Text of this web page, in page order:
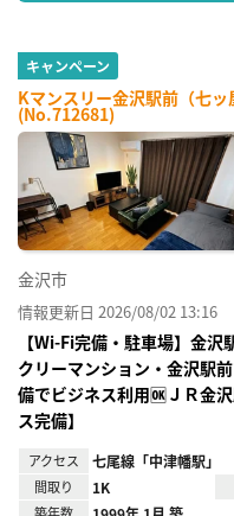
キャンペーン
Kマンスリー金沢駅前（七ッ
(No.712681)
金沢市
情報更新日 2026/08/02 13:16
【Wi-Fi完備・駐車場】金
クリーマンション・金沢駅
備でビジネス利用🆗ＪＲ金
ス完備】
アクセス 七尾線「中津幡駅」
間取り 1K
築年数